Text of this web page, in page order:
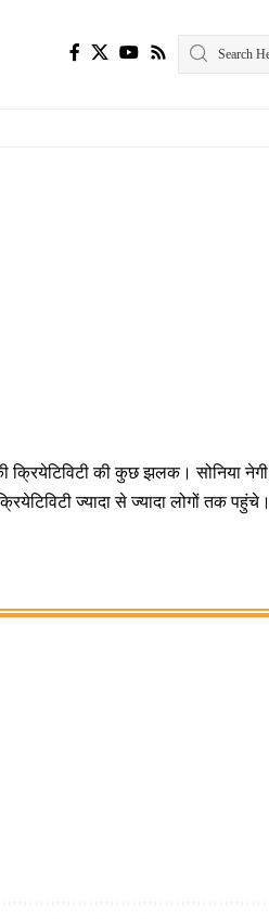
क्रियेटिविटी की कुछ झलक। सोनिया नेगी
ज्यादा से ज्यादा लोगों तक पहुंचे।